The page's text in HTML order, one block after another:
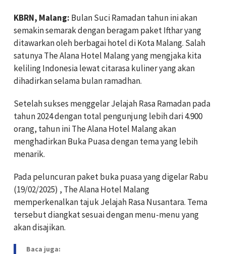
KBRN, Malang: Bulan Suci Ramadan tahun ini akan
semakin semarak dengan beragam paket Ifthar yang
ditawarkan oleh berbagai hotel di Kota Malang. Salah
satunya The Alana Hotel Malang yang mengjaka kita
keliling Indonesia lewat citarasa kuliner yang akan
dihadirkan selama bulan ramadhan.
Setelah sukses menggelar Jelajah Rasa Ramadan pada
tahun 2024 dengan total pengunjung lebih dari 4.900
orang, tahun ini The Alana Hotel Malang akan
menghadirkan Buka Puasa dengan tema yang lebih
menarik.
Pada peluncuran paket buka puasa yang digelar Rabu
(19/02/2025) , The Alana Hotel Malang
memperkenalkan tajuk Jelajah Rasa Nusantara. Tema
tersebut diangkat sesuai dengan menu-menu yang
akan disajikan.
Baca juga: